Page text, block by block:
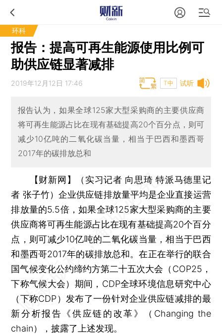
环科
报告：提高可再生能源使用比例可
助供应链显著减排
试听
2019年12月12日 17:46 T中
报告认为，如果全球125家大型采购商的主要供应商
将可再生能源占比在现有基础提高20个百分点，则可
减少10亿吨的二氧化碳当量，相当于巴西和墨西哥
2017年的碳排放总和
【财新网】（实习记者 向思琦 特派马德里记
者 张子竹） 企业供应链排放量平均是企业直接运营
排放量的5.5倍，如果全球125家大型采购商的主要
供应商将可再生能源占比在现有基础提高20个百分
点，则可减少10亿吨的二氧化碳当量，相当于巴西
和墨西哥2017年的碳排放总和。在正在举行的联合
国气候变化公约缔约方第二十五次大会（COP25，
下称气候大会）期间，CDP全球环境信息研究中心
（下称CDP）发布了一份针对企业供应链减排的最
新分析报告《供应链的改革》（Changing the
chain），披露了上述发现。